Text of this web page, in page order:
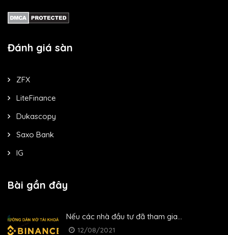
Đánh giá sàn
ZFX
LiteFinance
Dukascopy
Saxo Bank
IG
Bài gần đây
Nếu các nhà đầu tư đã tham gia...
12/08/2021